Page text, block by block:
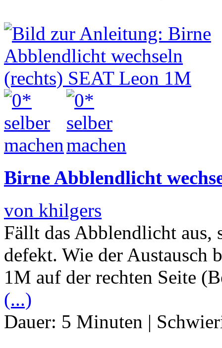
Birne Abblendlicht
von khilgers
Fällt das Abblendlicht aus,
defekt. Wie der Austausch
1M auf der rechten Seite
(...)
Dauer: 5 Minuten |